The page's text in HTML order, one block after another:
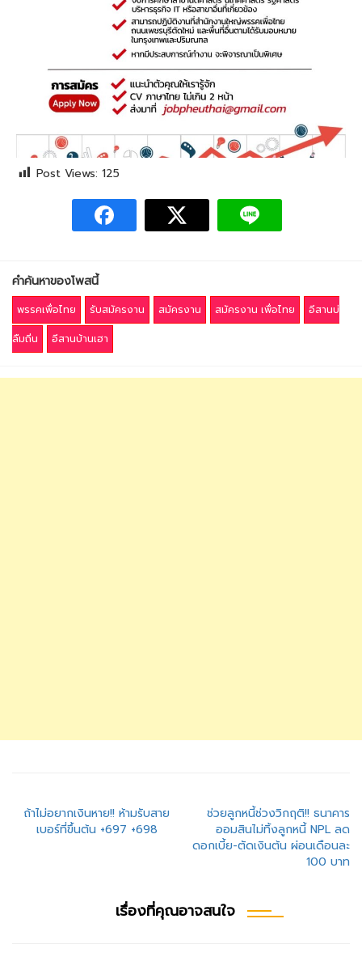
Post Views: 125
คำค้นหาของโพสนี้
พรรคเพื่อไทย รับสมัครงาน สมัครงาน สมัครงาน เพื่อไทย
อีสานบ่
ลืมถิ่น
อีสานบ้านเฮา
แนะแนว
เรื่อง
ถ้าไม่อยากเงินหาย!! ห้ามรับสาย
เบอร์ที่ขึ้นต้น +697 +698
ช่วยลูกหนี้ช่วงวิกฤติ!! ธนาคาร
ออมสินไม่ทิ้งลูกหนี้ NPL ลด
ดอกเบี้ย-ตัดเงินต้น ผ่อนเดือนละ
100 บาท
เรื่องที่คุณอาจสนใจ